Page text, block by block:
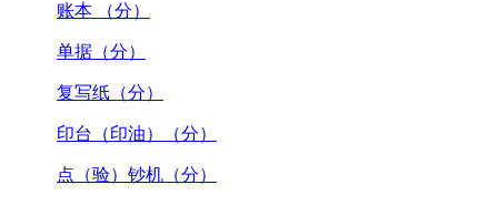
账本 （分）
单据（分）
复写纸（分）
印台（印油）（分）
点（验）钞机（分）